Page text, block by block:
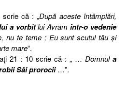
că : „După aceste întâmplări,
a vorbitlui Avramîntr-o vedenie
nu te teme ; Eu sunt scutul tău şi
mare”.
21 : 10 scrie că : „ … Domnul a
Săi prorocii …”.